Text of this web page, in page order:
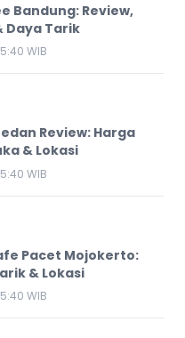
Bandung: Review,
Daya Tarik
WIB
Review: Harga
& Lokasi
WIB
Pacet Mojokerto:
& Lokasi
WIB